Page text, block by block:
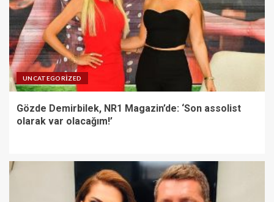
UNCATEGORIZED
Gözde Demirbilek, NR1 Magazin’de: ‘Son assolist
olarak var olacağım!’